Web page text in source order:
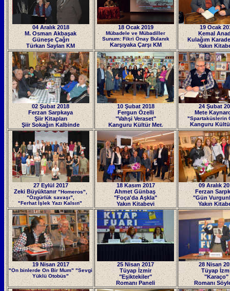
04 Aralık 2018
M. Osman Akbaşak
Güneşe Çağrı
Türkan Saylan KM
18 Ocak 2019
Mübadele ve Mübadiller
Sunum: Fikri Önay Bulanık
Karşıyaka Çarşı KM
19 Ocak
Kemal
Kulağım
Yakın
02 Şubat 2018
Ferzan Sarpkaya
Şiir Kitapları
Şiir Sokağın Kalbinde
10 Şubat 2018
Fergun Özelli
"Vahşi Veraset"
Kanguru Kültür Mer.
24 Şubat
Mete
"Spartaküslerin
Kanguru
27 Eylül 2017
Zeki Büyüktanır"Homeros",
"Özgürlük savaşı",
"Ferhat İşlek Yazı Kalsın"
18 Kasım 2017
Ahmet Günbaş
"Foça'da Aşkla"
Yakın Kitabevi
09 Aralık
Ferzan
"Gün
Yakın
19 Nisan 2017
"On binlerde On Bir Mum""Sevgi
Yüklü Otobüs"
25 Nisan 2017
Tüyap İzmir
"Eşiktekiler"
Romanı Paneli
28 Nisan
Tüyap
"Karaço"
Romanı